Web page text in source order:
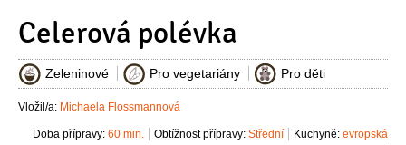
Celerová polévka
Zeleninové Pro vegetariány Pro děti
Vložil/a: Michaela Flossmannová
Kuchyně: evropská
Obtížnost přípravy: Střední
Doba přípravy: 60 min.